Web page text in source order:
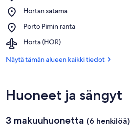
Historic
Hortan satama
Place,
satama
Porto Pimin ranta
Place,
Pimin
Horta (HOR)
Airport,
(HOR)
Näytä tämän alueen kaikki tiedot
Huoneet ja sängyt
3 makuuhuonetta (6 henkilöä)